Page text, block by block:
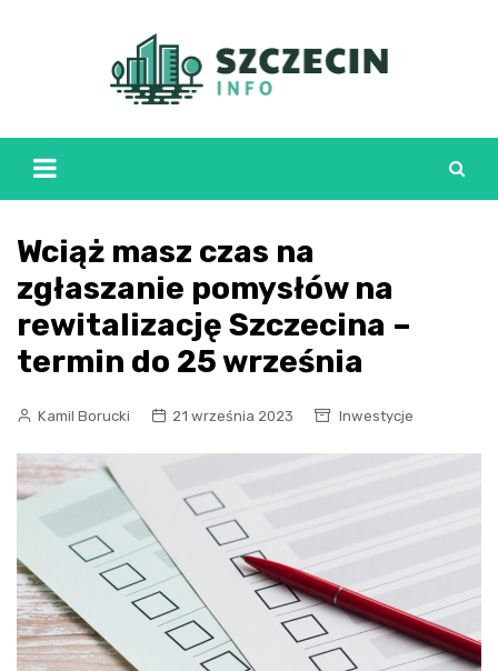
Wciąż masz czas na
zgłaszanie pomysłów na
rewitalizację Szczecina –
termin do 25 września
Kamil Borucki 21 września 2023 Inwestycje